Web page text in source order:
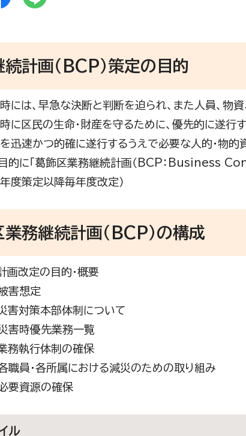
計画（BCP）策定の目的
には、早急な決断と判断を迫られ、また人員、物
に区民の生命・財産を守るために、優先的に遂行
迅速かつ的確に遂行するうえで必要な人的・物
的に「葛飾区業務継続計画（BCP：Business
度策定以降毎年度改定）
務継続計画（BCP）の構成
改定の目的・概要
害想定
対策本部体制について
時優先業務一覧
執行体制の確保
員・各所属における減災のための取り組み
資源の確保
ル